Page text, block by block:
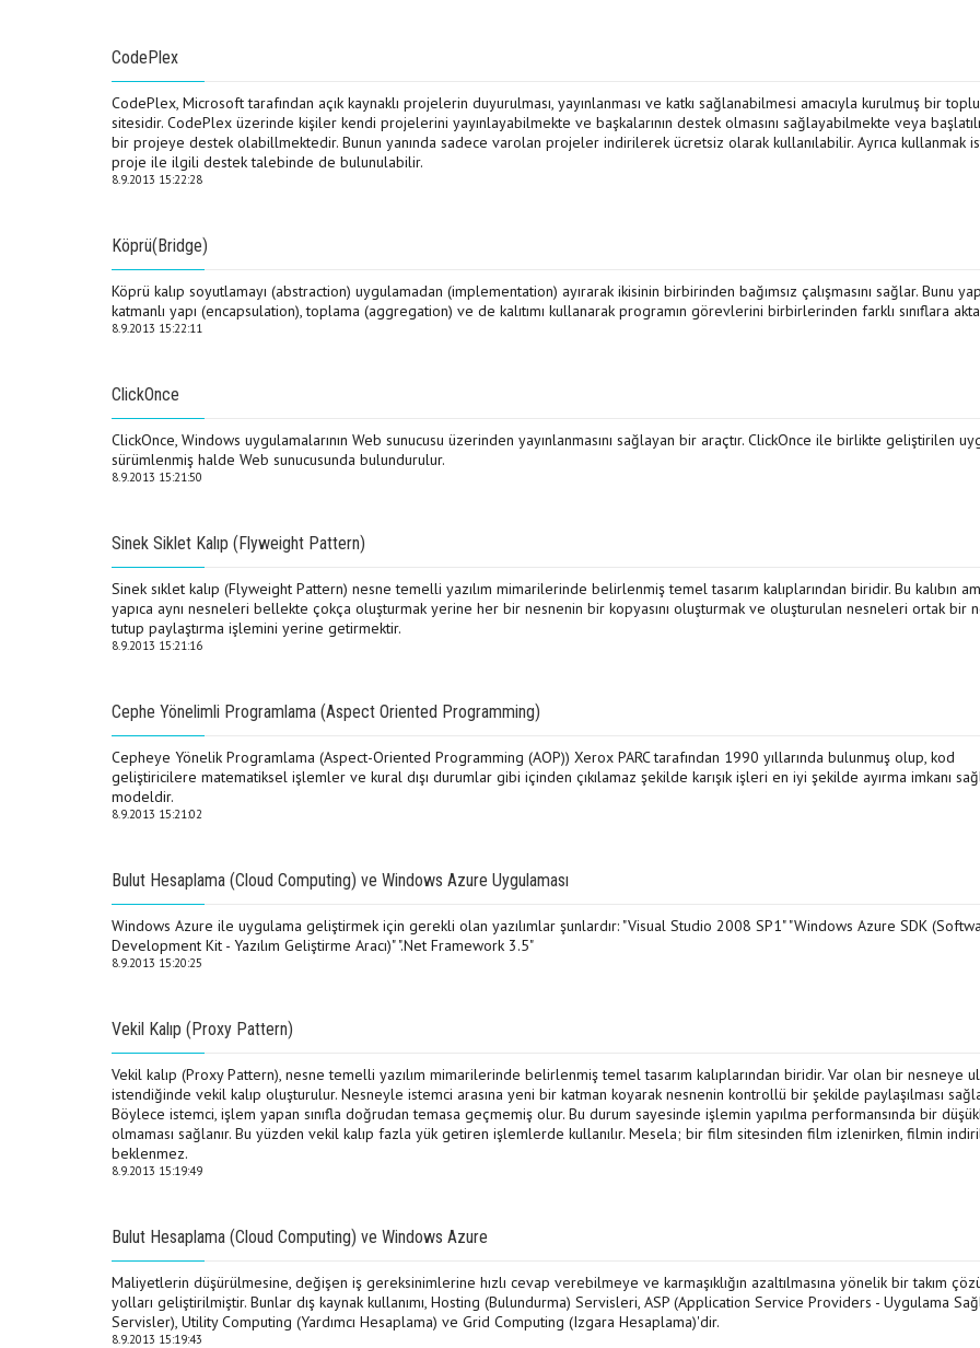
CodePlex
CodePlex, Microsoft tarafından açık kaynaklı projelerin duyurulması, yayınlanması ve katkı sağlanabilmesi amacıyla kurulmuş bir
sitesidir. CodePlex üzerinde kişiler kendi projelerini yayınlayabilmekte ve başkalarının destek olmasını sağlayabilmekte veya
bir projeye destek olabillmektedir. Bunun yanında sadece varolan projeler indirilerek ücretsiz olarak kullanılabilir. Ayrıca kullanmak
proje ile ilgili destek talebinde de bulunulabilir.
8.9.2013 15:22:28
Köprü(Bridge)
Köprü kalıp soyutlamayı (abstraction) uygulamadan (implementation) ayırarak ikisinin birbirinden bağımsız çalışmasını sağlar. Bunu
katmanlı yapı (encapsulation), toplama (aggregation) ve de kalıtımı kullanarak programın görevlerini birbirlerinden farklı sınıflara
8.9.2013 15:22:11
ClickOnce
ClickOnce, Windows uygulamalarının Web sunucusu üzerinden yayınlanmasını sağlayan bir araçtır. ClickOnce ile birlikte geliştirilen
sürümlenmiş halde Web sunucusunda bulundurulur.
8.9.2013 15:21:50
Sinek Siklet Kalıp (Flyweight Pattern)
Sinek sıklet kalıp (Flyweight Pattern) nesne temelli yazılım mimarilerinde belirlenmiş temel tasarım kalıplarından biridir. Bu kalıbın
yapıca aynı nesneleri bellekte çokça oluşturmak yerine her bir nesnenin bir kopyasını oluşturmak ve oluşturulan nesneleri ortak bir
tutup paylaştırma işlemini yerine getirmektir.
8.9.2013 15:21:16
Cephe Yönelimli Programlama (Aspect Oriented Programming)
Cepheye Yönelik Programlama (Aspect-Oriented Programming (AOP)) Xerox PARC tarafından 1990 yıllarında bulunmuş olup, kod
geliştiricilere matematiksel işlemler ve kural dışı durumlar gibi içinden çıkılamaz şekilde karışık işleri en iyi şekilde ayırma imkanı
modeldir.
8.9.2013 15:21:02
Bulut Hesaplama (Cloud Computing) ve Windows Azure Uygulaması
Windows Azure ile uygulama geliştirmek için gerekli olan yazılımlar şunlardır: "Visual Studio 2008 SP1" "Windows Azure SDK
Development Kit - Yazılım Geliştirme Aracı)" ".Net Framework 3.5"
8.9.2013 15:20:25
Vekil Kalıp (Proxy Pattern)
Vekil kalıp (Proxy Pattern), nesne temelli yazılım mimarilerinde belirlenmiş temel tasarım kalıplarından biridir. Var olan bir nesneye
istendiğinde vekil kalıp oluşturulur. Nesneyle istemci arasına yeni bir katman koyarak nesnenin kontrollü bir şekilde paylaşılması
Böylece istemci, işlem yapan sınıfla doğrudan temasa geçmemiş olur. Bu durum sayesinde işlemin yapılma performansında bir
olmaması sağlanır. Bu yüzden vekil kalıp fazla yük getiren işlemlerde kullanılır. Mesela; bir film sitesinden film izlenirken, filmin
beklenmez.
8.9.2013 15:19:49
Bulut Hesaplama (Cloud Computing) ve Windows Azure
Maliyetlerin düşürülmesine, değişen iş gereksinimlerine hızlı cevap verebilmeye ve karmaşıklığın azaltılmasına yönelik bir takım
yolları geliştirilmiştir. Bunlar dış kaynak kullanımı, Hosting (Bulundurma) Servisleri, ASP (Application Service Providers - Uygulama
Servisler), Utility Computing (Yardımcı Hesaplama) ve Grid Computing (Izgara Hesaplama)'dir.
8.9.2013 15:19:43